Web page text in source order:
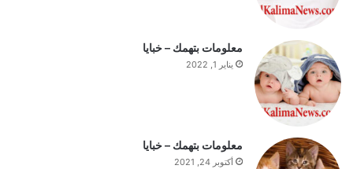
م
معلومات بتهمك – خبايا
يناير 1, 2022
معلومات بتهمك – خبايا
أكتوبر 24, 2021